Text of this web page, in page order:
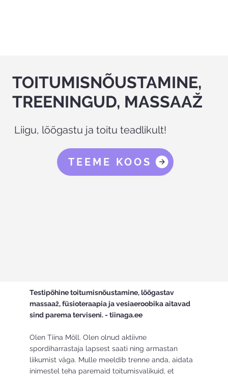
TOITUMISNÕUSTAMINE,
TREENINGUD, MASSAAŽ
Liigu, lõõgastu ja toitu teadlikult!
TEEME KOOS
Testipõhine toitumisnõustamine, lõõgastav
massaaž, füsioteraapia ja vesiaeroobika aitavad
sind parema terviseni. - tiinaga.ee
Olen Tiina Möll. Olen olnud aktiivne
spordiharrastaja lapsest saati ning armastan
liikumist väga. Mulle meeldib trenne anda, aidata
inimestel teha paremaid toitumisvalikuid, et